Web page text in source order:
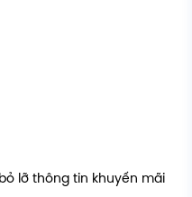
lỡ thông tin khuyến mãi